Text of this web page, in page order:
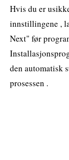
Hvis du er
innstillingene ,
Next" før
den automatisk
prosessen .